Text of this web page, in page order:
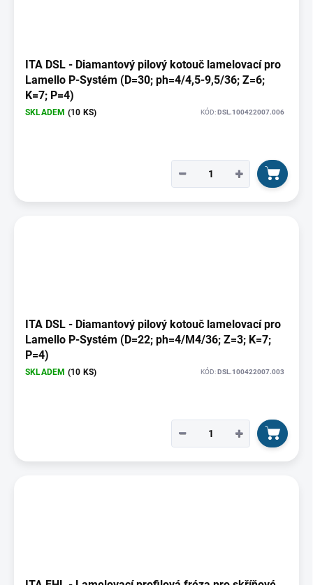
ITA DSL - Diamantový pilový kotouč lamelovací pro
Lamello P-Systém (D=30; ph=4/4,5-9,5/36; Z=6;
K=7; P=4)
SKLADEM (10 KS) KÓD:DSL.100422007.006
+
−
ITA DSL - Diamantový pilový kotouč lamelovací pro
Lamello P-Systém (D=22; ph=4/M4/36; Z=3; K=7;
P=4)
SKLADEM (10 KS) KÓD: DSL.100422007.003
+
−